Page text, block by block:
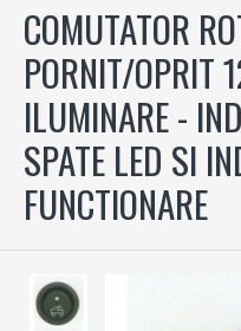
COMUTATOR
PORNIT/OPRIT
ILUMINARE -
SPATE LED SI
FUNCTIONARE